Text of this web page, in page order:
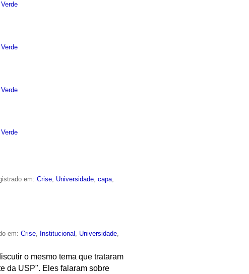
em:Crise Universidade ,capa
em:Crise Institucional Universidade
o mesmo tema que trataram
da USP". Eles falaram sobre